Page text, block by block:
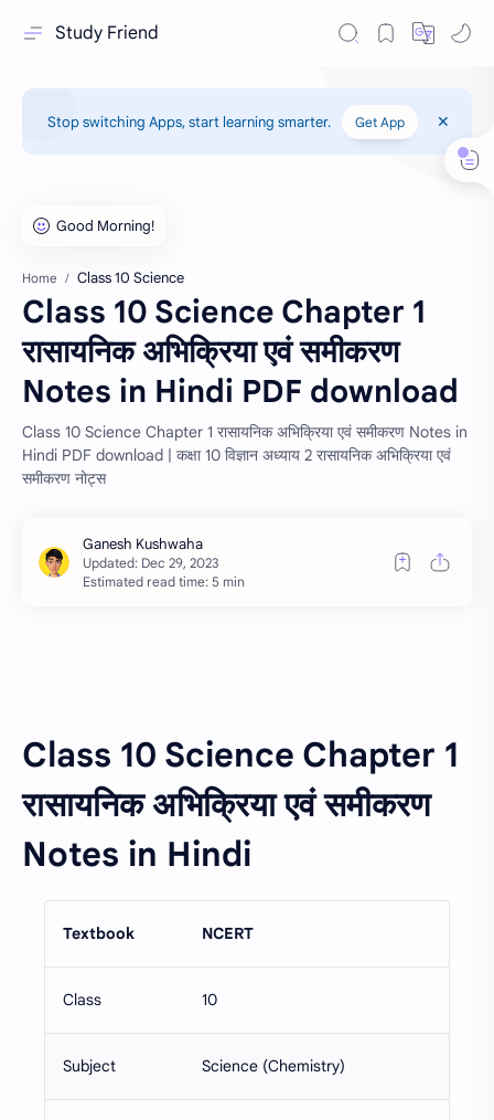
Study Friend
Stop switching Apps, start learning smarter. Get App
Home Class 10 Science
Class 10 Science Chapter 1
रासायनिक अभिक्रिया एवं समीकरण
Notes in Hindi PDF download
Class 10 Science Chapter 1 रासायनिक अभिक्रिया एवं समीकरण Notes in
Hindi PDF download | कक्षा 10 विज्ञान अध्याय 2 रासायनिक अभिक्रिया एवं
समीकरण नोट्स
Estimated read time: 5 min
Class 10 Science Chapter 1
रासायनिक अभिक्रिया एवं समीकरण
Notes in Hindi
Textbook NCERT
Class 10
Subject Science (Chemistry)